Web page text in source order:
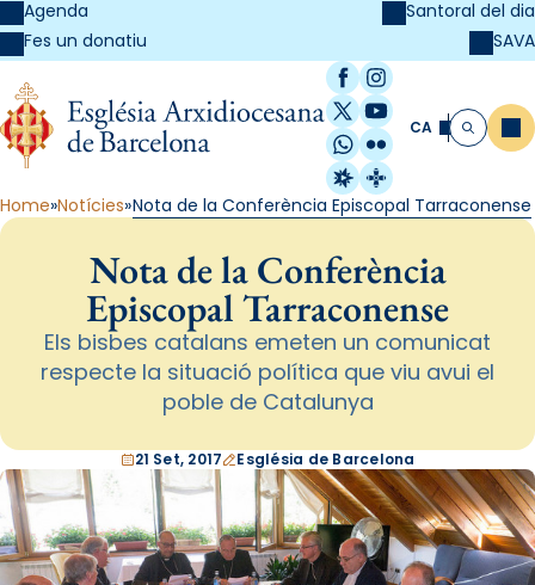
Agenda
Fes un donatiu
Santoral del dia
SAVA
Facebook
Instagram
X / Twitter
YouTube
WhatsApp
Flickr
Radio Estel
Catalunya
CA Cerca
Home Notícies Nota de la Conferència Episcopal Tarraconense
Nota de la Conferència
Episcopal Tarraconense
Els bisbes catalans emeten un comunicat
respecte la situació política que viu avui el
poble de Catalunya
21 Set, 2017 Església de Barcelona